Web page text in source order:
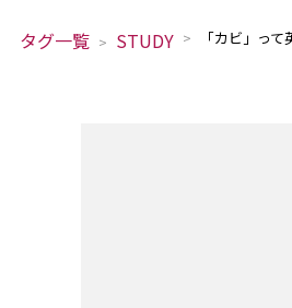
タグ一覧 STUDY 「カビ」っ